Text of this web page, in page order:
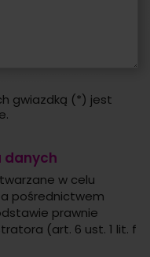
gwiazdką (*) jest
danych
w celu
pośrednictwem
prawnie
(art. 6 ust. 1 lit. f